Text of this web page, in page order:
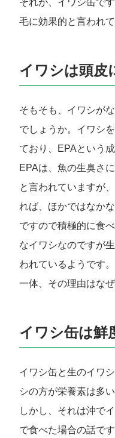
それが、イワシ缶で
毛に効果的と言われ
イワシは頭皮
そもそも、イワシが
でしょうか。イワシ
ており、EPAという
EPAは、魚の生臭さ
と言われていますが
れば、ほかではなか
ですので積極的に食
なイワシなのですが
われているようです。
一体、その理由はなぜ
イワシ缶は鮮
イワシ缶と生のイワ
シの方が栄養素は多い
しかし、それは沖で
で食べた場合の話で